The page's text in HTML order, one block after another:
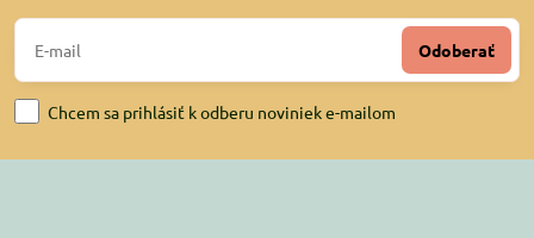
Odoberať
Chcem sa prihlásiť k odberu noviniek e-mailom